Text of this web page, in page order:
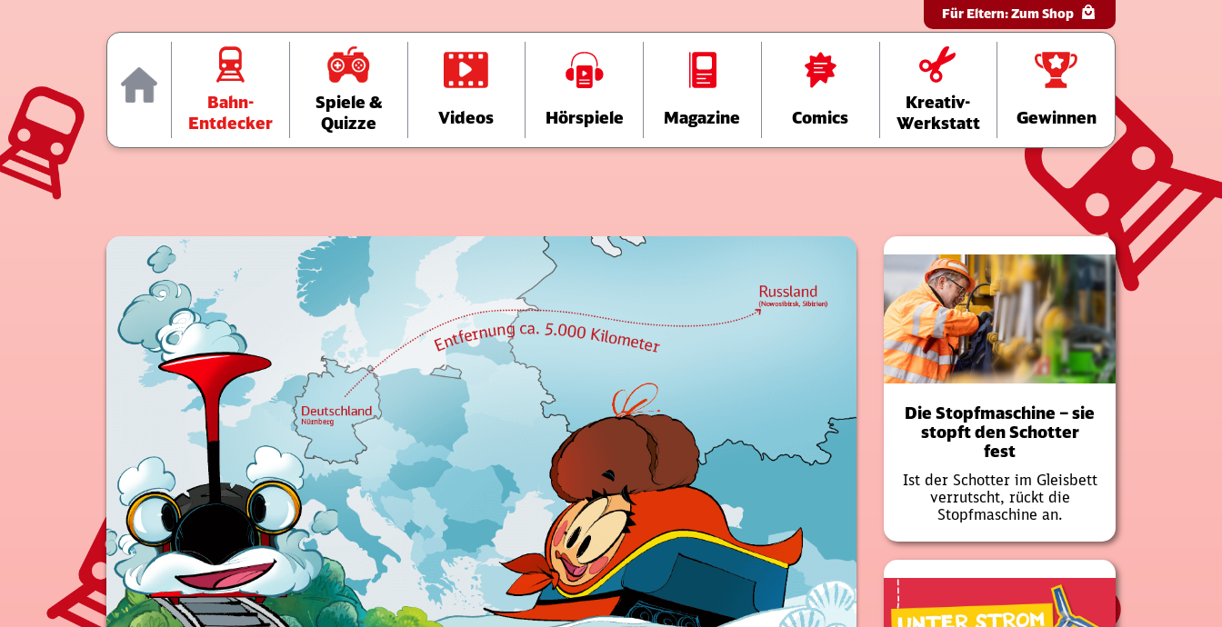
Home
Bahn-
Entdecker
Spiele &
Quizze
Videos Hörspiele Magazine Comics
Kreativ-
Werkstatt
Gewinnen
Für Eltern:Zum Shop
Die Stopfmaschine – sie
stopft den Schotter
fest
Ist der Schotter im Gleisbett
verrutscht, rückt die
Stopfmaschine an.